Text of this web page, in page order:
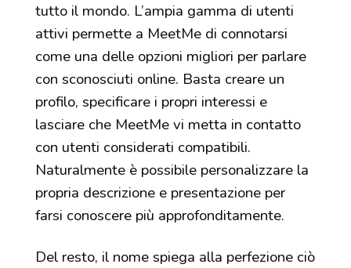
tutto il mondo. L’ampia gamma di utenti
attivi permette a MeetMe di connotarsi
come una delle opzioni migliori per parlare
con sconosciuti online. Basta creare un
profilo, specificare i propri interessi e
lasciare che MeetMe vi metta in contatto
con utenti considerati compatibili.
Naturalmente è possibile personalizzare la
propria descrizione e presentazione per
farsi conoscere più approfonditamente.
Del resto, il nome spiega alla perfezione ciò